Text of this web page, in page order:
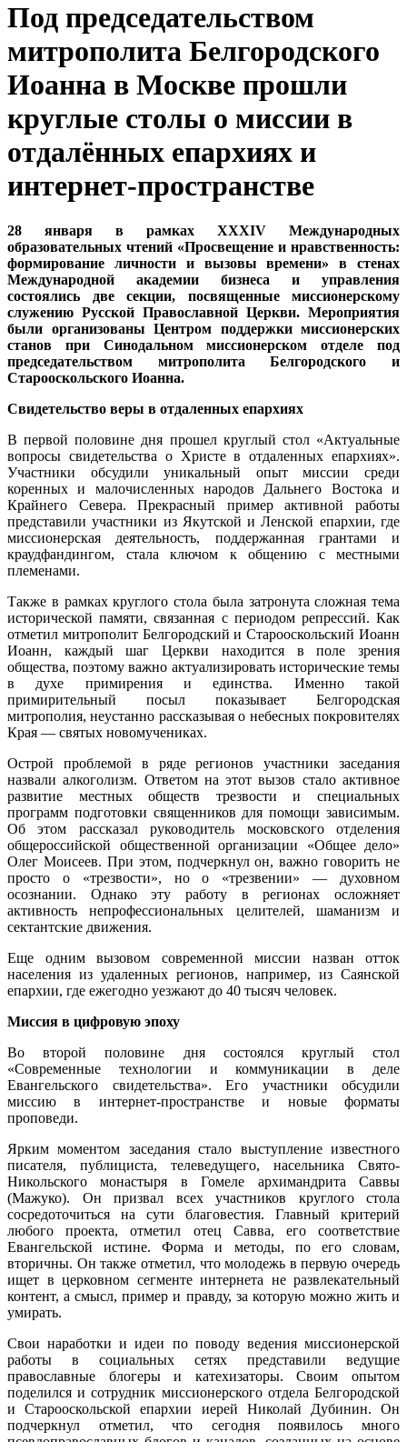
Под председательством
митрополита Белгородского
Иоанна в Москве прошли
круглые столы о миссии в
отдалённых епархиях и
интернет-пространстве
28 января в рамках XXXIV Международных
образовательных чтений «Просвещение и нравственность:
формирование личности и вызовы времени» в стенах
Международной академии бизнеса и управления
состоялись две секции, посвященные миссионерскому
служению Русской Православной Церкви. Мероприятия
были организованы Центром поддержки миссионерских
станов при Синодальном миссионерском отделе под
председательством митрополита Белгородского и
Старооскольского Иоанна.
Свидетельство веры в отдаленных епархиях
В первой половине дня прошел круглый стол «Актуальные
вопросы свидетельства о Христе в отдаленных епархиях».
Участники обсудили уникальный опыт миссии среди
коренных и малочисленных народов Дальнего Востока и
Крайнего Севера. Прекрасный пример активной работы
представили участники из Якутской и Ленской епархии, где
миссионерская деятельность, поддержанная грантами и
краудфандингом, стала ключом к общению с местными
племенами.
Также в рамках круглого стола была затронута сложная тема
исторической памяти, связанная с периодом репрессий. Как
отметил митрополит Белгородский и Старооскольский Иоанн
Иоанн, каждый шаг Церкви находится в поле зрения
общества, поэтому важно актуализировать исторические темы
в духе примирения и единства. Именно такой
примирительный посыл показывает Белгородская
митрополия, неустанно рассказывая о небесных покровителях
Края — святых новомучениках.
Острой проблемой в ряде регионов участники заседания
назвали алкоголизм. Ответом на этот вызов стало активное
развитие местных обществ трезвости и специальных
программ подготовки священников для помощи зависимым.
Об этом рассказал руководитель московского отделения
общероссийской общественной организации «Общее дело»
Олег Моисеев. При этом, подчеркнул он, важно говорить не
просто о «трезвости», но о «трезвении» — духовном
осознании. Однако эту работу в регионах осложняет
активность непрофессиональных целителей, шаманизм и
сектантские движения.
Еще одним вызовом современной миссии назван отток
населения из удаленных регионов, например, из Саянской
епархии, где ежегодно уезжают до 40 тысяч человек.
Миссия в цифровую эпоху
Во второй половине дня состоялся круглый стол
«Современные технологии и коммуникации в деле
Евангельского свидетельства». Его участники обсудили
миссию в интернет-пространстве и новые форматы
проповеди.
Ярким моментом заседания стало выступление известного
писателя, публициста, телеведущего, насельника Свято-
Никольского монастыря в Гомеле архимандрита Саввы
(Мажуко). Он призвал всех участников круглого стола
сосредоточиться на сути благовестия. Главный критерий
любого проекта, отметил отец Савва, его соответствие
Евангельской истине. Форма и методы, по его словам,
вторичны. Он также отметил, что молодежь в первую очередь
ищет в церковном сегменте интернета не развлекательный
контент, а смысл, пример и правду, за которую можно жить и
умирать.
Свои наработки и идеи по поводу ведения миссионерской
работы в социальных сетях представили ведущие
православные блогеры и катехизаторы. Своим опытом
поделился и сотрудник миссионерского отдела Белгородской
и Старооскольской епархии иерей Николай Дубинин. Он
подчеркнул отметил, что сегодня появилось много